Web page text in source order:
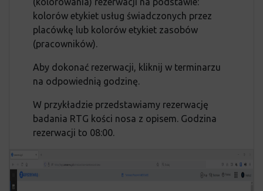
kolorów etykiet usług świadczonych przez
placówkę lub kolorów etykiet zasobów
(pracowników).
Aby dokonać rezerwacji, kliknij w terminarzu
na odpowiednią godzinę.
W przykładzie przedstawiamy rezerwację
badania RTG kości nosa z opisem. Godzina
rezerwacji to 08:00.